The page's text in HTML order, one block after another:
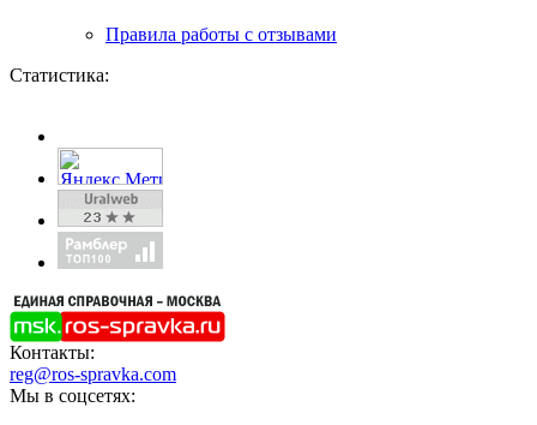
Правила работы с отзывами
Статистика:
Контакты:
reg@ros-spravka.com
Мы в соцсетях: